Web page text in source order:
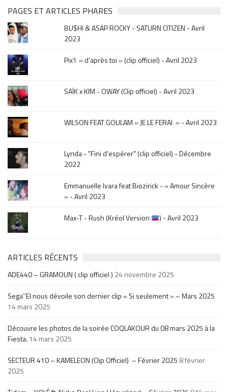
&
musique,
click
sur
le
mois
de
la
sortie
PAGES ET ARTICLES PHARES
BU$HI & ASAP ROCKY - SATURN CITIZEN - Avril
2023
Pix’l « d’après toi » (clip officiel) - Avril 2023
SAÏK x KIM - OWAY (Clip officiel) - Avril 2023
WILSON FEAT GOULAM « JE LE FERAI » - Avril 2023
Lynda - "Fini d'espérer" (clip officiel) - Décembre
2022
Emmanuelle Ivara feat Biozirick - « Amour Sincère
» - Avril 2023
Max-T - Rush (Kréol Version
) - Avril 2023
ARTICLES RÉCENTS
ADE440 – GRAMOUN ( clip officiel ) 24 novembre 2025
Sega’’El nous dévoile son dernier clip « Si seulement » – Mars 2025
14 mars 2025
Découvre les photos de la soirée COQLAKOUR du 08 mars 2025 à la
Fiesta. 14 mars 2025
SECTEUR 410 – KAMELEON (Clip Officiel) – Février 2025 8 février
2025